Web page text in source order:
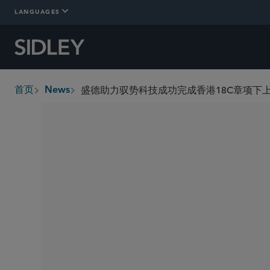
LANGUAGES
breadcrumbs
首页 News 盛德助力驭势科技成功完成香港18C章项下